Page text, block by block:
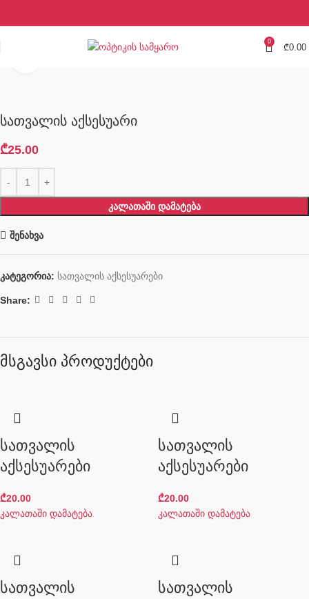
0
₾0.00
სათვალის აქსესუარი
₾25.00
ᲙᲐᲚᲐᲗᲐᲨᲘ ᲓᲐᲛᲐᲢᲔᲑᲐ
შენახვა
კატეგორია: სათვალის აქსესუარები
Share:
მსგავსი პროდუქტები
სათვალის
აქსესუარები
₾20.00
კალათაში დამატება
სათვალის
აქსესუარები
₾20.00
კალათაში დამატება
სათვალის
სათვალის